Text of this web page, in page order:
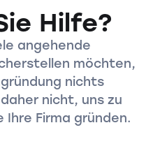
Hilfe?
angehende
möchten,
nichts
nicht, uns zu
Firma gründen.